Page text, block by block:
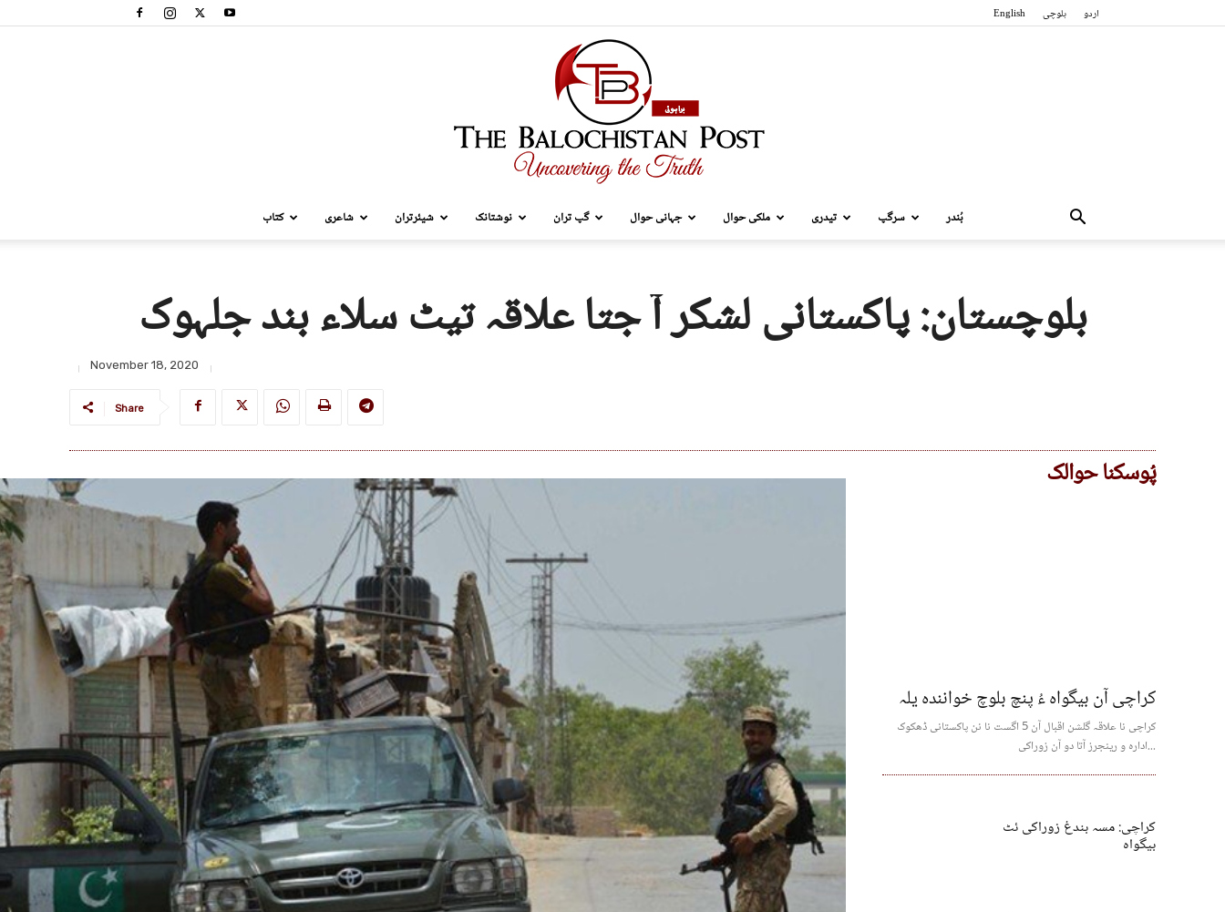
English بلوچی اردو
بُندر سرگپ تیدری ملکی حوال جہانی حوال گپ تران نوشتانک شیئرتران شاعری کتاب
بلوچستان: پاکستانی لشکر آ جتا علاقہ تیٹ سلاء بند جلہوک
November 18, 2020
Share
پُوسکنا حوالک
کراچی آن بیگواہ ءُ پنچ بلوچ خوانندہ یلہ
کراچی نا علاقہ گلشن اقبال آن 5 اگست نا نن پاکستانی ڈھکوک
ادارہ و رینجرز آتا دو آن زوراکی...
کراچی: مسہ بندغ زوراکی ئٹ
بیگواہ